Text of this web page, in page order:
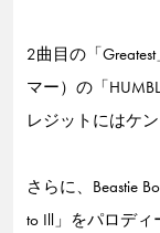
2曲目の「
マー）の「
レジットにはケ
さらに、Beastie
to Ill」をパロディ